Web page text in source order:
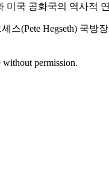
미국 공화국의 역사적
(Pete Hegseth) 국
permission.